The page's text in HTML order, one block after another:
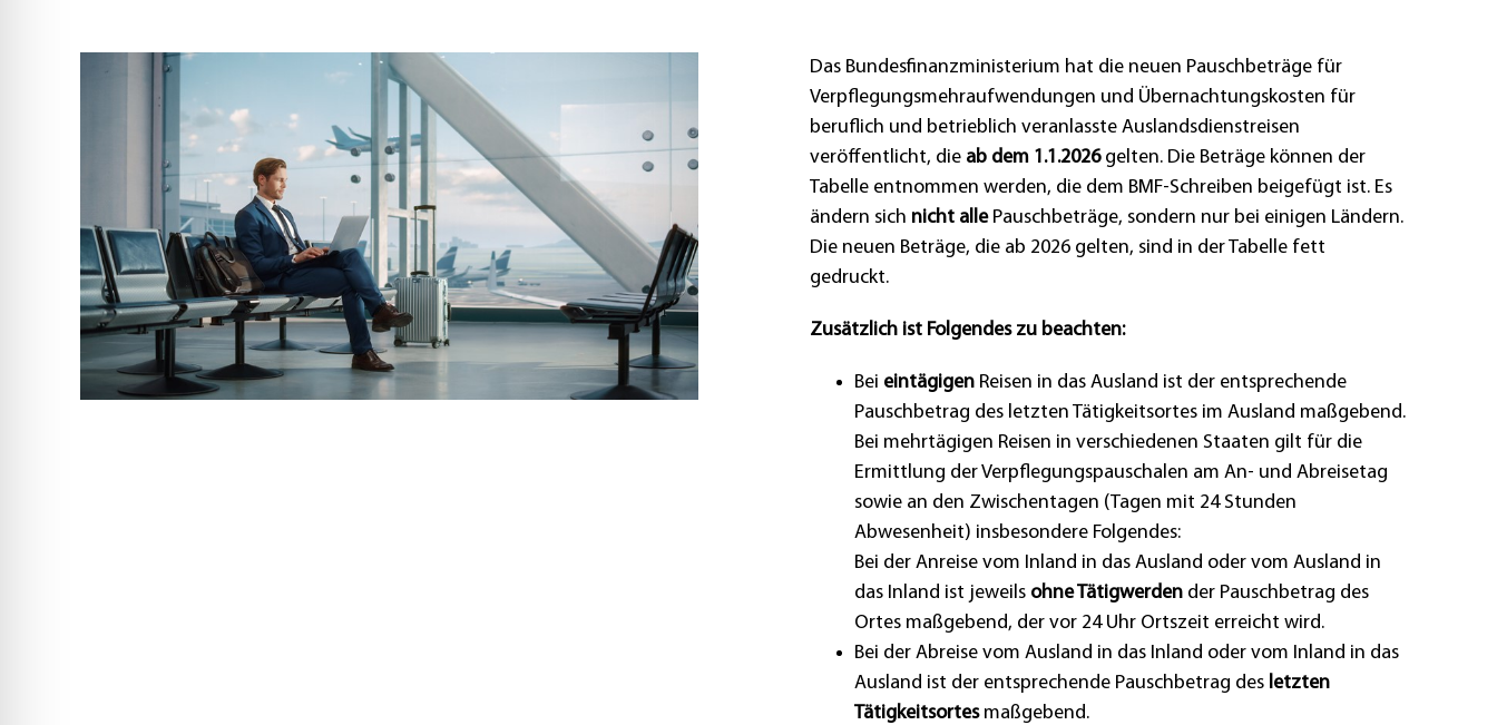
Das Bundesfinanzministerium hat die neuen Pauschbeträge für
Verpflegungsmehraufwendungen und Übernachtungskosten für
beruflich und betrieblich veranlasste Auslandsdienstreisen
veröffentlicht, die ab dem 1.1.2026gelten. Die Beträge können der
Tabelle entnommen werden, die dem BMF-Schreiben beigefügt ist. Es
ändern sich nicht allePauschbeträge, sondern nur bei einigen Ländern.
Die neuen Beträge, die ab 2026 gelten, sind in der Tabelle fett
gedruckt.
Zusätzlich ist Folgendes zu beachten:
Bei eintägigen Reisen in das Ausland ist der entsprechende
Pauschbetrag des letzten Tätigkeitsortes im Ausland maßgebend.
Bei mehrtägigen Reisen in verschiedenen Staaten gilt für die
Ermittlung der Verpflegungspauschalen am An- und Abreisetag
sowie an den Zwischentagen (Tagen mit 24 Stunden
Abwesenheit) insbesondere Folgendes:
Bei der Anreise vom Inland in das Ausland oder vom Ausland in
das Inland ist jeweils ohne Tätigwerden der Pauschbetrag des
Ortes maßgebend, der vor 24 Uhr Ortszeit erreicht wird.
Bei der Abreise vom Ausland in das Inland oder vom Inland in das
Ausland ist der entsprechende Pauschbetrag des letzten
Tätigkeitsortesmaßgebend.